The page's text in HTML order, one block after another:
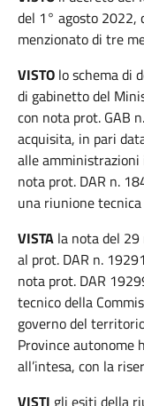
del 1° agosto 2022,
menzionato di tre
VISTO lo schema di
di gabinetto del
con nota prot. GAB
acquisita, in pari
alle amministrazioni
nota prot. DAR n.
una riunione
VISTA la nota del
al prot. DAR n.
nota prot. DAR
tecnico della
governo del
Province autonome
all’intesa, con la
VISTI gli esiti della